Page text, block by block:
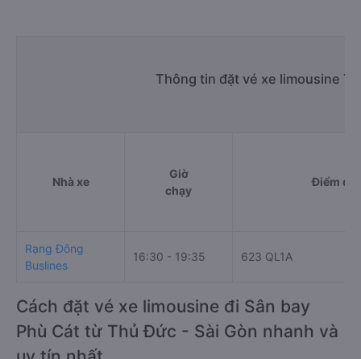
Thông tin đặt vé xe limousine
Nhà xe
Giờ
chạy
Điểm đi
Rạng Đông
Buslines
16:30 - 19:35 623 QL1A
Cách đặt vé xe limousine đi Sân bay
Phù Cát từ Thủ Đức - Sài Gòn nhanh và